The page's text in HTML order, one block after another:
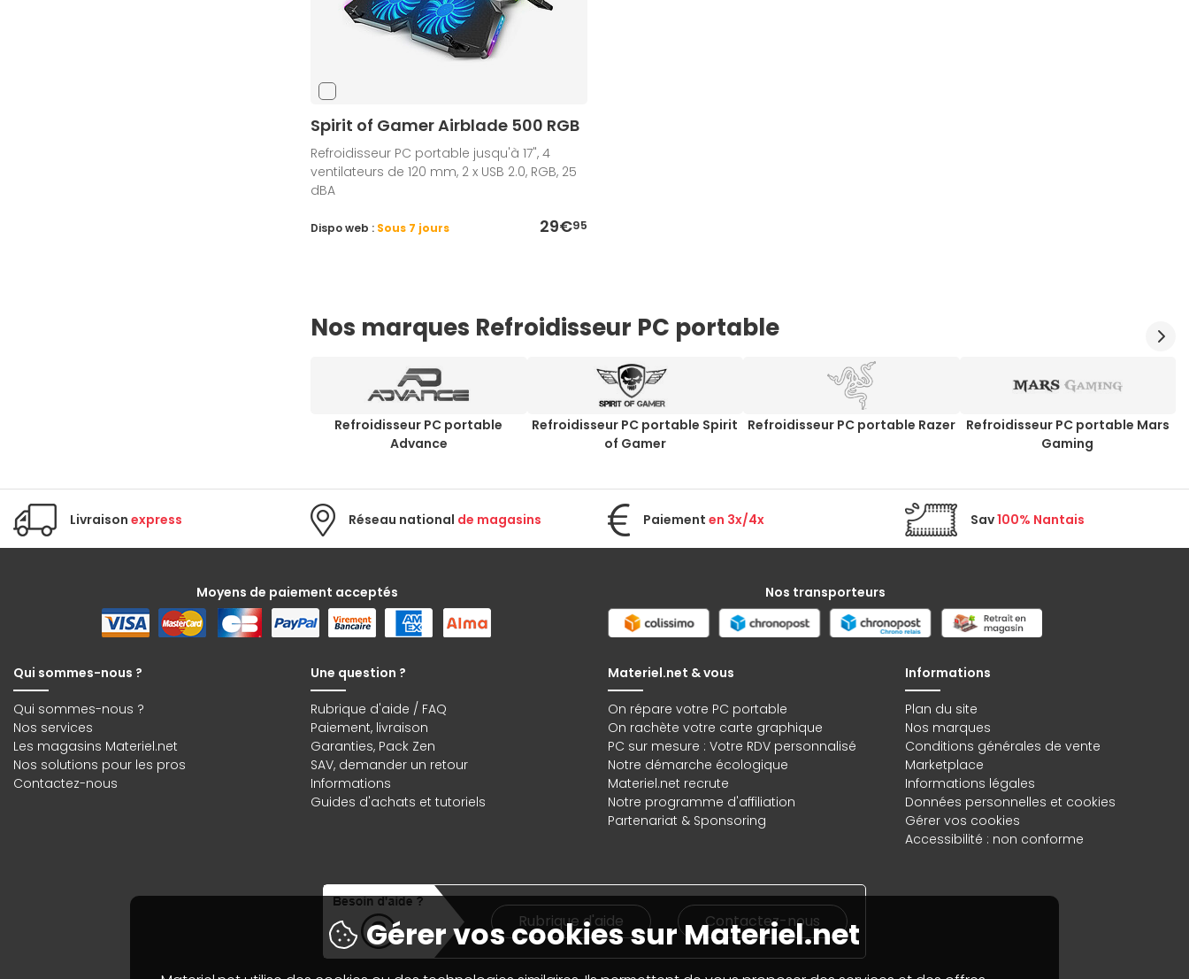
Spirit of Gamer Airblade 500 RGB
Refroidisseur PC portable jusqu'à 17", 4
ventilateurs de 120 mm, 2 x USB 2.0, RGB, 25
dBA
29€95
Dispo web : Sous 7 jours
Nos marques Refroidisseur PC portable
Refroidisseur PC portable
Advance
Refroidisseur PC portable Spirit
of Gamer
Refroidisseur PC portable Razer
Refroidisseur PC portable Mars
Gaming
Livraison express Réseau national de magasins Paiement en 3x/4x Sav100% Nantais
Moyens de paiement acceptés Nos transporteurs
Qui sommes-nous ?
Qui sommes-nous ?
Nos services
Les magasins Materiel.net
Nos solutions pour les pros
Contactez-nous
Une question ?
Rubrique d'aide / FAQ
Paiement, livraison
Garanties, Pack Zen
SAV, demander un retour
Informations
Guides d'achats et tutoriels
Materiel.net & vous
On répare votre PC portable
On rachète votre carte graphique
PC sur mesure : Votre RDV personnalisé
Notre démarche écologique
Materiel.net recrute
Notre programme d'affiliation
Partenariat & Sponsoring
Informations
Plan du site
Nos marques
Conditions générales de vente
Marketplace
Informations légales
Données personnelles et cookies
Gérer vos cookies
Accessibilité : non conforme
Rubrique d'aide Contactez-nous
Gérer vos cookies sur Materiel.net